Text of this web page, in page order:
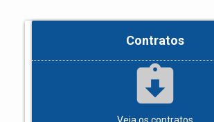
Contratos
assignment_returned